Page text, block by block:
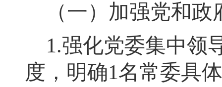
（一）加强党和
1.强化党委集中领
度，明确1名常委具